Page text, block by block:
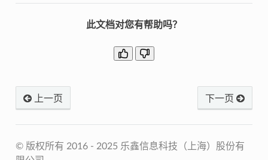
此文档对您有帮助吗？
上一页 下一页
© 版权所有 2016 - 2025 乐鑫信息科技（上海）股份有